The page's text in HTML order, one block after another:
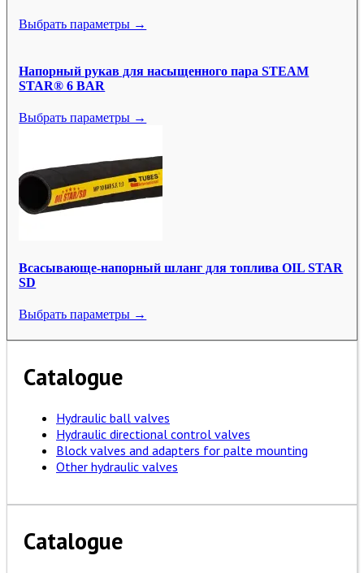
Выбрать параметры →
Напорный рукав для насыщенного пара STEAM
STAR® 6 BAR
Выбрать параметры →
Всасывающе-напорный шланг для топлива OIL STAR
SD
Выбрать параметры →
Catalogue
Hydraulic ball valves
Hydraulic directional control valves
Block valves and adapters for palte mounting
Other hydraulic valves
Catalogue